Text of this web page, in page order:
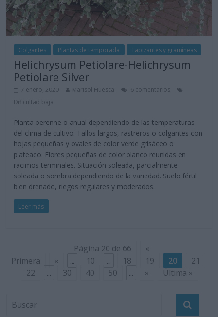
Colgantes Plantas de temporada Tapizantes y gramíneas
Helichrysum Petiolare-Helichrysum
Petiolare Silver
7 enero, 2020 Marisol Huesca
6 comentarios
Dificultad baja
Planta perenne o anual dependiendo de las temperaturas
del clima de cultivo. Tallos largos, rastreros o colgantes con
hojas pequeñas y ovales de color verde grisáceo o
plateado. Flores pequeñas de color blanco reunidas en
racimos terminales. Situación soleada, parcialmente
soleada o sombra dependiendo de la variedad. Suelo fértil
bien drenado, riegos regulares y moderados.
Leer más
Página 20 de 66
«
Primera
« ... 10 ... 18 19 20
21
22
... 30 40 50 ... » Última »